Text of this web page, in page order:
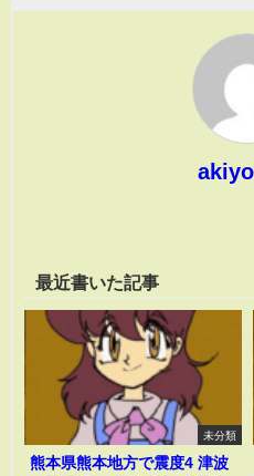
最近書いた記事
未分類
熊本県熊本地方で震度4 津波